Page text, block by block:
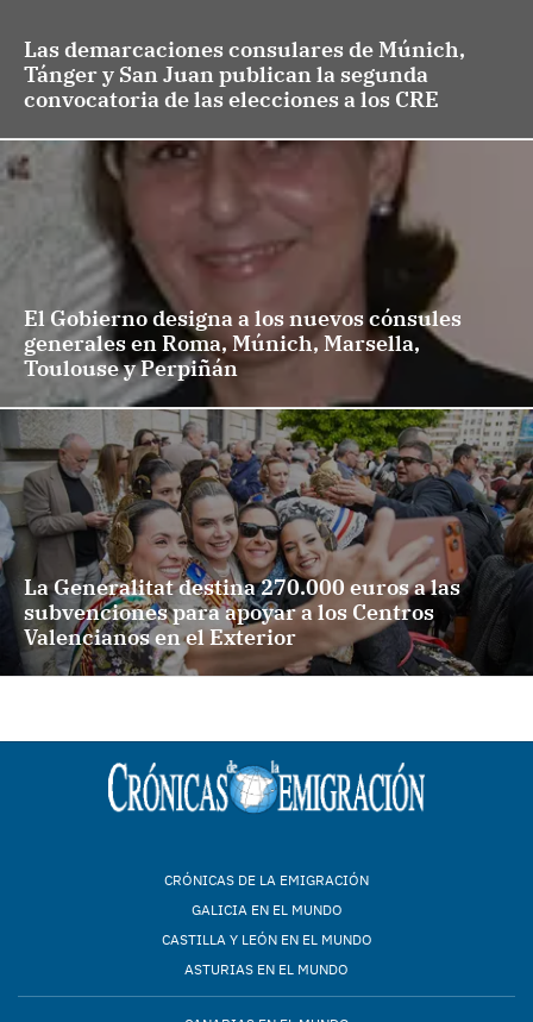
Las demarcaciones consulares de Múnich,
Tánger y San Juan publican la segunda
convocatoria de las elecciones a los CRE
El Gobierno designa a los nuevos cónsules
generales en Roma, Múnich, Marsella,
Toulouse y Perpiñán
La Generalitat destina 270.000 euros a las
subvenciones para apoyar a los Centros
Valencianos en el Exterior
CRÓNICAS DE LA EMIGRACIÓN
GALICIA EN EL MUNDO
CASTILLA Y LEÓN EN EL MUNDO
ASTURIAS EN EL MUNDO